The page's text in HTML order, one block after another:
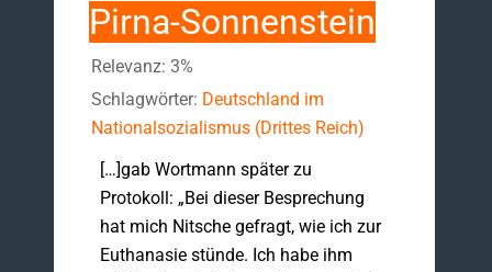
Pirna-Sonnenstein
Relevanz: 3%
Schlagwörter: Deutschland im
Nationalsozialismus (Drittes Reich)
[…]gab Wortmann später zu
Protokoll: „Bei dieser Besprechung
hat mich Nitsche gefragt, wie ich zur
Euthanasie stünde. Ich habe ihm